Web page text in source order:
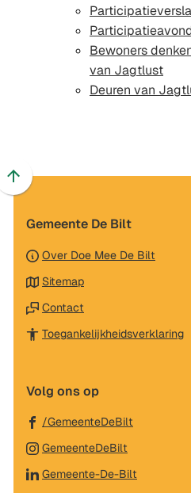
Bewoners
van Jagtlust
Deuren van
Scroll
boven
het
begin
van
paginainhoud
Gemeente De Bilt
Over Doe Mee De Bilt
Sitemap
Contact
Toegankelijkheidsverklaring
Volg ons op
/GemeenteDeBilt
externe
GemeenteDeBilt
naar
Gemeente-De-Bilt